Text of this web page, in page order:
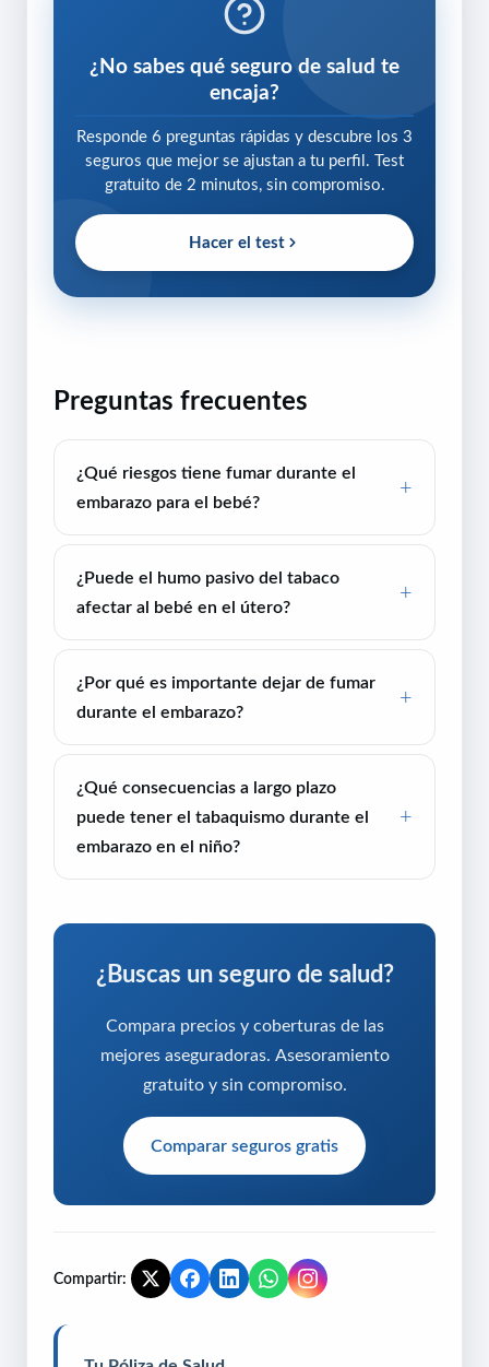
¿No sabes qué seguro de salud te
encaja?
Responde 6 preguntas rápidas y descubre los 3
seguros que mejor se ajustan a tu perfil. Test
gratuito de 2 minutos, sin compromiso.
Hacer el test
Preguntas frecuentes
¿Qué riesgos tiene fumar durante el
embarazo para el bebé?
¿Puede el humo pasivo del tabaco
afectar al bebé en el útero?
¿Por qué es importante dejar de fumar
durante el embarazo?
¿Qué consecuencias a largo plazo
puede tener el tabaquismo durante el
embarazo en el niño?
¿Buscas un seguro de salud?
Compara precios y coberturas de las
mejores aseguradoras. Asesoramiento
gratuito y sin compromiso.
Comparar seguros gratis
Compartir: